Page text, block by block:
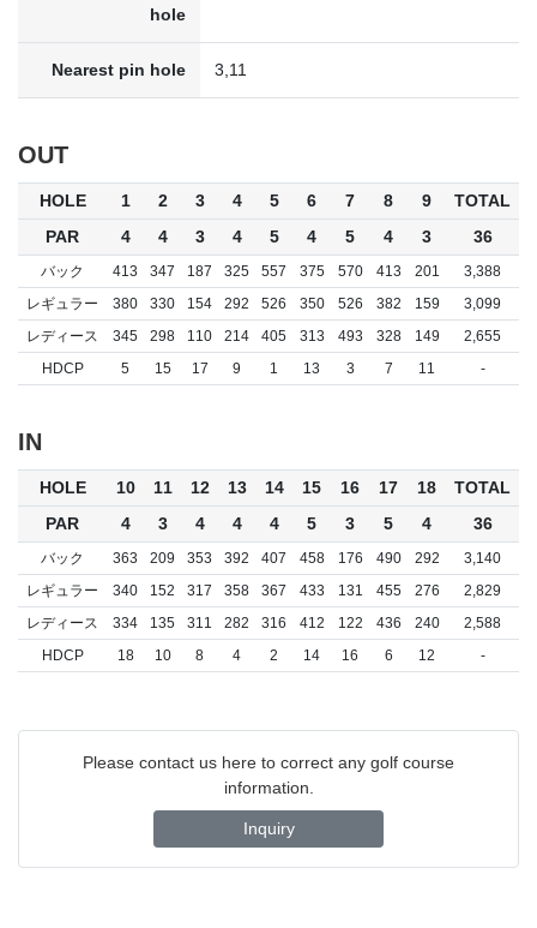
hole
Nearest pin hole 3,11
OUT
HOLE 1 2 3 4 5 6 7 8 9
TOTAL
PAR
4 4 3 4 5 4 5 4 3 36
バック 413 347 187 325 557 375 570 413 201
3,388
レギュラー
380 330 154 292 526 350 526 382 159
3,099
レディース
345 298 110 214 405 313 493 328 149
2,655
HDCP
5 15 17 9 1 13 3 7 11 -
IN
HOLE 10 11 12 13 14 15 16 17 18
TOTAL
PAR
4 3 4 4 4 5 3 5 4 36
バック 363 209 353 392 407 458 176 490 292
3,140
レギュラー
340 152 317 358 367 433 131 455 276
2,829
レディース
334 135 311 282 316 412 122 436 240
2,588
HDCP
18 10 8 4 2 14 16 6 12 -
Please contact us here to correct any golf course
information.
Inquiry